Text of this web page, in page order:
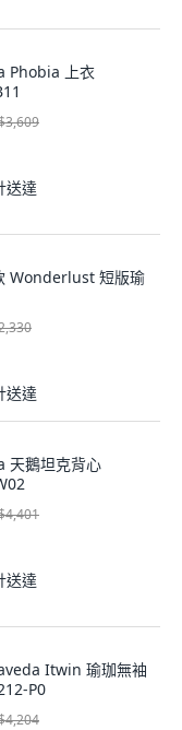
Phobia 上衣
送達
Wonderlust 短版瑜
送達
天鵝坦克背心
送達
Itwin 瑜珈無袖
P0